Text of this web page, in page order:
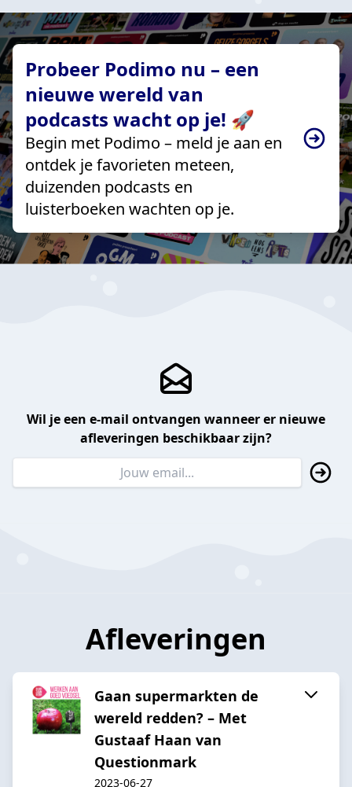
Probeer Podimo nu – een
nieuwe wereld van
podcasts wacht op je! 🚀
Begin met Podimo – meld je aan en
ontdek je favorieten meteen,
duizenden podcasts en
luisterboeken wachten op je.
Wil je een e-mail ontvangen wanneer er nieuwe
afleveringen beschikbaar zijn?
Afleveringen
Gaan supermarkten de
wereld redden? – Met
Gustaaf Haan van
Questionmark
2023-06-27